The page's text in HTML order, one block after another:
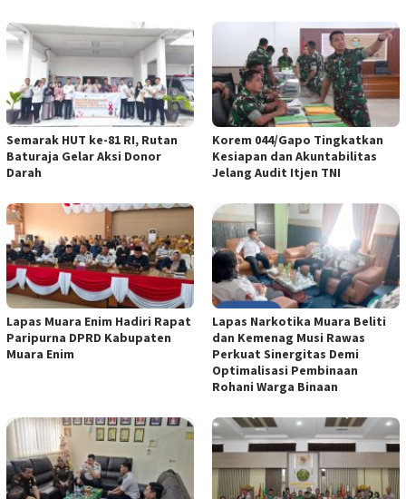
Semarak HUT ke-81 RI, Rutan
Baturaja Gelar Aksi Donor
Darah
Korem 044/Gapo Tingkatkan
Kesiapan dan Akuntabilitas
Jelang Audit Itjen TNI
Lapas Muara Enim Hadiri Rapat
Paripurna DPRD Kabupaten
Muara Enim
Lapas Narkotika Muara Beliti
dan Kemenag Musi Rawas
Perkuat Sinergitas Demi
Optimalisasi Pembinaan
Rohani Warga Binaan